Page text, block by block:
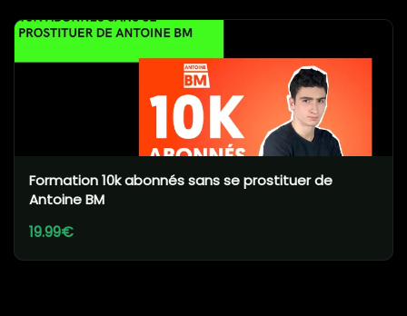
Formation 10k abonnés sans se prostituer de
Antoine BM
19.99€